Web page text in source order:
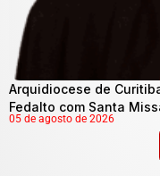
Arquidiocese de
Fedalto com Santa
05 de agosto de 2026